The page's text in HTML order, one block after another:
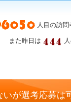
人目の訪
また昨日は
が選考応募は